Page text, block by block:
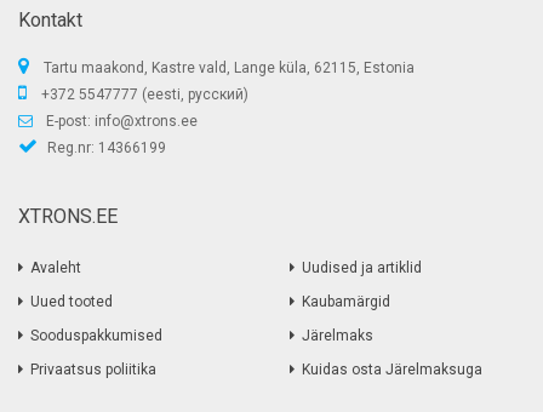
Kontakt
Tartu maakond, Kastre vald, Lange küla, 62115, Estonia
+372 5547777 (eesti, русский)
E-post: info@xtrons.ee
Reg.nr: 14366199
XTRONS.EE
Avaleht
Uued tooted
Sooduspakkumised
Privaatsus poliitika
Uudised ja artiklid
Kaubamärgid
Järelmaks
Kuidas osta Järelmaksuga